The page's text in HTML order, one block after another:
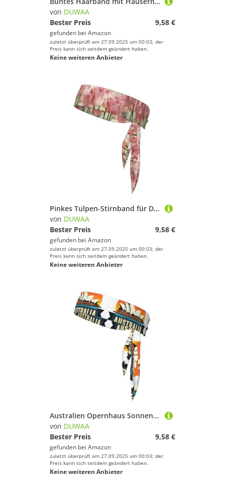
von DUWAA
Bester Preis
9,58 €
gefunden bei Amazon
zuletzt überprüft am 27.09.2025 um 00:03; der
Preis kann sich seitdem geändert haben.
Keine weiteren Anbieter
Pinkes Tulpen-Stirnband für Damen und Herren, Ninja-Stirnbänder, verstellbar, feuchtigkeitsableitend, kühlendes Stirnband
von DUWAA
Bester Preis
9,58 €
gefunden bei Amazon
zuletzt überprüft am 27.09.2025 um 00:03; der
Preis kann sich seitdem geändert haben.
Keine weiteren Anbieter
Australien Opernhaus Sonnenuntergang Druck Krawatte Stirnband für Damen und Herren, Ninja-Stirnbänder, verstellbar, feuchtigkeitsableitend, kühlendes Stirnband
von DUWAA
Bester Preis
9,58 €
gefunden bei Amazon
zuletzt überprüft am 27.09.2025 um 00:03; der
Preis kann sich seitdem geändert haben.
Keine weiteren Anbieter